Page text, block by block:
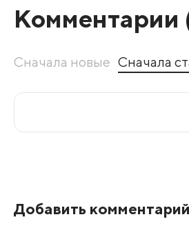
Комментарии
Сначала новые Сначала
Добавить комментарий